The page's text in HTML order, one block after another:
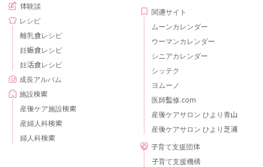
体験談
レシピ
離乳食レシピ
妊娠食レシピ
妊活食レシピ
成長アルバム
施設検索
産後ケア施設検索
産婦人科検索
婦人科検索
関連サイト
ムーンカレンダー
ウーマンカレンダー
シニアカレンダー
シッテク
ヨムーノ
医師監修.com
産後ケアサロン ひより青山
産後ケアサロン ひより芝浦
子育て支援団体
子育て支援機構